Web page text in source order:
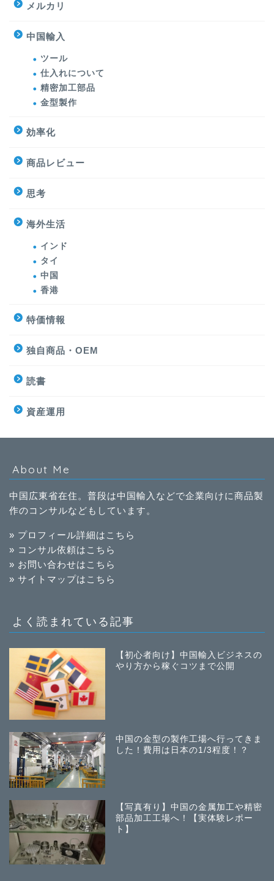
メルカリ
中国輸入
ツール
仕入れについて
精密加工部品
金型製作
効率化
商品レビュー
思考
海外生活
インド
タイ
中国
香港
特価情報
独自商品・OEM
読書
資産運用
About Me
中国広東省在住。普段は中国輸入などで企業向けに商品製
作のコンサルなどもしています。
» プロフィール詳細はこちら
» コンサル依頼はこちら
» お問い合わせはこちら
» サイトマップはこちら
よく読まれている記事
【初心者向け】中国輸入ビジネスの
やり方から稼ぐコツまで公開
中国の金型の製作工場へ行ってきま
した！費用は日本の1/3程度！？
【写真有り】中国の金属加工や精密
部品加工工場へ！【実体験レポー
ト】